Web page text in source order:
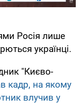
Росія лише
українці.
"Києво-
кадр, на якому
влучив у